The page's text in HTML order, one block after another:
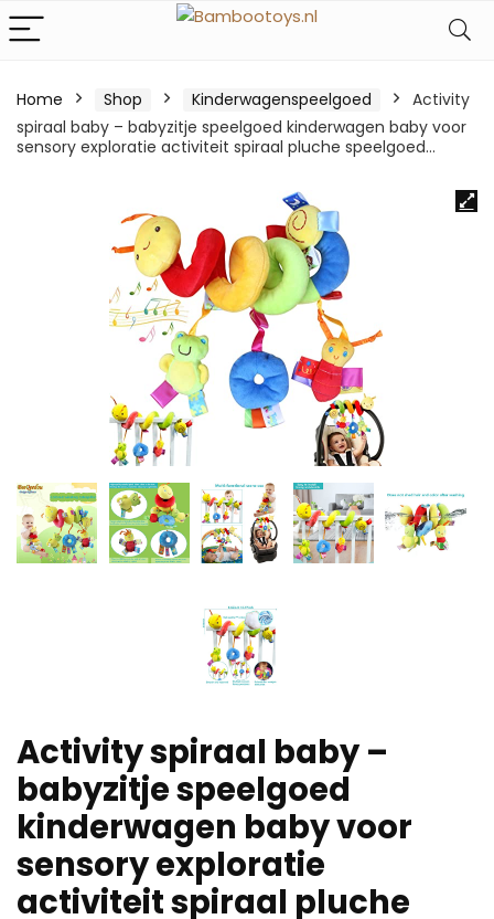
Home Shop Kinderwagenspeelgoed
Activity
spiraal baby – babyzitje speelgoed kinderwagen baby voor
sensory exploratie activiteit spiraal pluche speelgoed…
Activity spiraal baby –
babyzitje speelgoed
kinderwagen baby voor
sensory exploratie
activiteit spiraal pluche